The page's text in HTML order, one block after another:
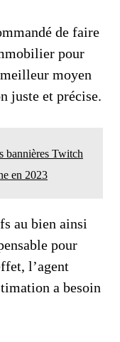
de faire
pour
moyen
juste et précise.
bannières Twitch
en 2023
au bien ainsi
pour
l’agent
a besoin